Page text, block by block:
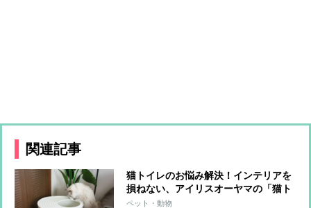
関連記事
猫トイレのお悩み解決！インテリアを
損ねない、アイリスオーヤマの「猫ト
イレ」をリピートし続ける理由【本日
ペット・動物